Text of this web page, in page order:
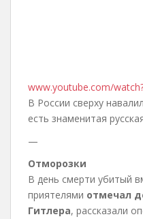
www.youtube.com/
В России сверху
есть знаменитая
—
Отморозки
В день смерти убитый
приятелями отмечал
Гитлера, рассказали